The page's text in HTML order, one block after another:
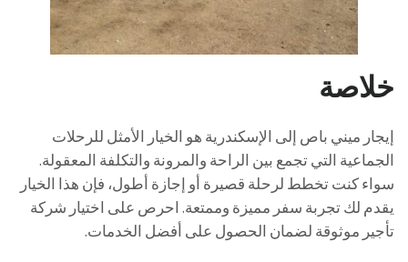
خلاصة
إيجار ميني باص إلى الإسكندرية هو الخيار الأمثل للرحلات
الجماعية التي تجمع بين الراحة والمرونة والتكلفة المعقولة.
سواء كنت تخطط لرحلة قصيرة أو إجازة أطول، فإن هذا الخيار
يقدم لك تجربة سفر مميزة وممتعة. احرص على اختيار شركة
تأجير موثوقة لضمان الحصول على أفضل الخدمات.